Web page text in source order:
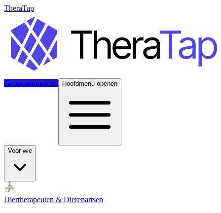
TheraTap
Gratis aanmelden Hoofdmenu openen
Voor wie
Diertherapeuten & Dierenartsen